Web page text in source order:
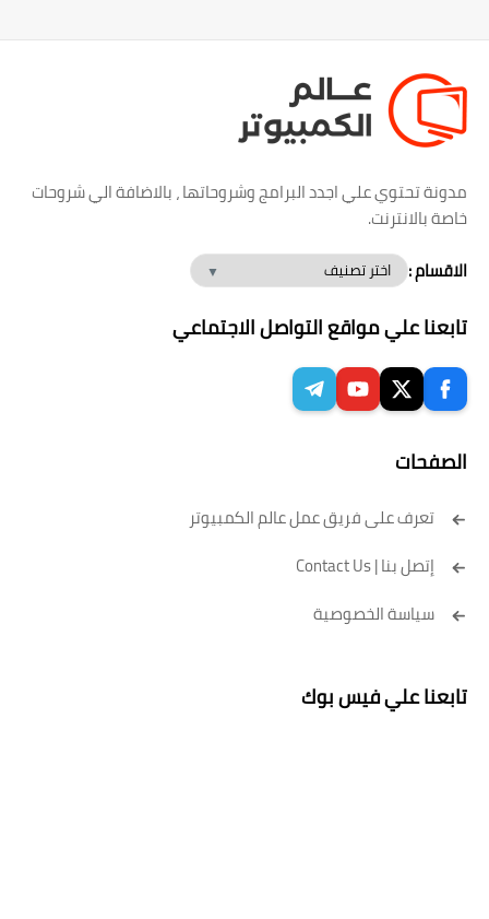
مدونة تحتوي علي اجدد البرامج وشروحاتها ، بالاضافة الي شروحات
خاصة بالانترنت.
الاقسام :
تابعنا علي مواقع التواصل الاجتماعي
الصفحات
تعرف على فريق عمل عالم الكمبيوتر
إتصل بنا | Contact Us
سياسة الخصوصية
تابعنا علي فيس بوك